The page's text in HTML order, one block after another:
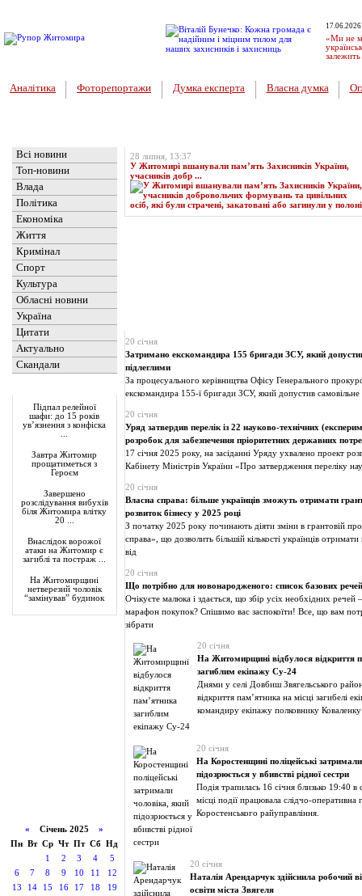
«Ми не
Аналітика Фоторепортажи Думка експерта Власна думка
Всі новини
Топ-новини
Влада
Політика
Економіка
Життя
Кримінал
Спорт
Культура
Обласні новини
Україна
Цитати
Актуально
Скандали
Підпал релейної
шафи: до 15 років
ув’язнення з конфіска
Завтра Житомир
прощатиметься з
Героєм
Завершено
розслідування вибухів
біля Житомира влітку
20 ...
Внаслідок ворожої
атаки на Житомир є
загиблі та постраж ...
На Житомирщині
нетверезий чоловік
“замінував” будинок
« Січень 2025 »
Пн Вт Ср Чт Пт Сб Нд
1
2 3 4
5
6
7 8 9 10 11
12
13
14 15 16 17 18
19
28 липня, 13:37
У Житомирі вшанували пам’ять Захисників України,
учасників добр ...
20 січня
Затримано екскомандира 155 бригади ЗСУ, який
підлеглими
За процесуального керівництва Офісу Генерального
екскомандира 155-ї бригади ЗСУ, який допустив
20 січня
Уряд затвердив перелік із 22 науково-технічних
розробок для забезпечення пріоритетних державних
17 січня 2025 року, на засіданні Уряду ухвалено проект
Кабінету Міністрів України «Про затвердження переліку
20 січня
Власна справа: більше українців зможуть отримати
розвиток бізнесу у 2025 році
З початку 2025 року починають діяти зміни в грантовій
справа», що дозволить більшій кількості українців
від
20 січня
Що потрібно для новонародженого: список базових речей
Очікуєте малюка і здається, що збір усіх необхідних речей
марафон покупок? Спішимо вас заспокоїти! Все, що вам
зібрати
20 січня
На Житомирщині відбулося відкриття
загиблим екіпажу Су-24
Днями у селі Довбиш Звягельського
відкриття пам’ятника на місці загибелі
командиру екіпажу полковнику
20 січня
На Коростенщині поліцейські
підозрюється у вбивстві рідної сестри
Подія трапилась 16 січня близько 19:40
місці події працювала слідчо-оперативна
Коростенського райуправління.
20 січня
Наталія Арендарчук здійснила робочий
освіти міста Звягеля